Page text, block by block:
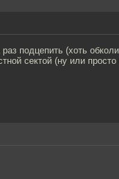
подцепить (хоть
сектой (ну или